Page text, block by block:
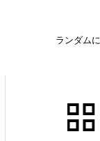
ランダム